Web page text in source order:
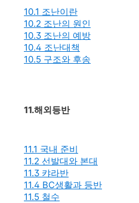
10.1 조난이란
10.2 조난의 원인
10.3 조난의 예방
10.4 조난대책
10.5 구조와 후송
11.해외등반
11.1 국내 준비
11.2 선발대와 본대
11.3 캬라반
11.4 BC생활과 등반
11.5 철수